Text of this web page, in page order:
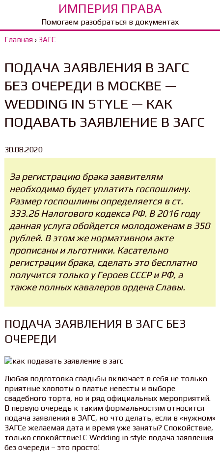
ИМПЕРИЯ ПРАВА
Помогаем разобраться в документах
Главная› ЗАГС
ПОДАЧА ЗАЯВЛЕНИЯ В ЗАГС
БЕЗ ОЧЕРЕДИ В МОСКВЕ —
WEDDING IN STYLE — КАК
ПОДАВАТЬ ЗАЯВЛЕНИЕ В ЗАГС
30.08.2020
За регистрацию брака заявителям
необходимо будет уплатить госпошлину.
Размер госпошлины определяется в ст.
333.26 Налогового кодекса РФ. В 2016 году
данная услуга обойдется молодоженам в 350
рублей. В этом же нормативном акте
прописаны и льготники. Касательно
регистрации брака, сделать это бесплатно
получится только у Героев СССР и РФ, а
также полных кавалеров ордена Славы.
ПОДАЧА ЗАЯВЛЕНИЯ В ЗАГС БЕЗ
ОЧЕРЕДИ
Любая подготовка свадьбы включает в себя не только
приятные хлопоты о платье невесты и выборе
свадебного торта, но и ряд официальных мероприятий.
В первую очередь к таким формальностям относится
подача заявления в ЗАГС, но что делать, если в «нужном»
ЗАГСе желаемая дата и время уже заняты? Спокойствие,
только спокойствие! С Wedding in style подача заявления
без очереди – это просто!